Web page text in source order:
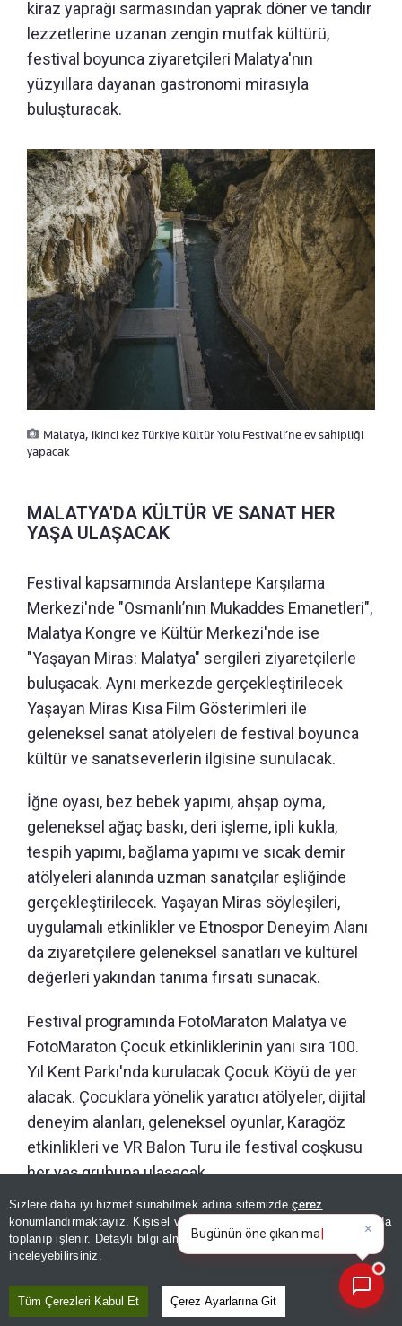
Sizlere daha iyi hizmet sunabilmek adına sitemizdeçerez
konumlandırmaktayız. Kişisel verileriniz, KVKK ve GDPR kapsamında
toplanıp işlenir. Detaylı bilgi almak içinAydınlatma Metnimizi
inceleyebilirsiniz.
Tüm Çerezleri Kabul Et Çerez Ayarlarına Git
kiraz yaprağı sarmasından yaprak döner ve tandır
lezzetlerine uzanan zengin mutfak kültürü,
festival boyunca ziyaretçileri Malatya'nın
yüzyıllara dayanan gastronomi mirasıyla
buluşturacak.
Malatya, ikinci kez Türkiye Kültür Yolu Festivali’ne ev sahipliği
yapacak
MALATYA'DA KÜLTÜR VE SANAT HER
YAŞA ULAŞACAK
Festival kapsamında Arslantepe Karşılama
Merkezi'nde "Osmanlı’nın Mukaddes Emanetleri",
Malatya Kongre ve Kültür Merkezi'nde ise
"Yaşayan Miras: Malatya" sergileri ziyaretçilerle
buluşacak. Aynı merkezde gerçekleştirilecek
Yaşayan Miras Kısa Film Gösterimleri ile
geleneksel sanat atölyeleri de festival boyunca
kültür ve sanatseverlerin ilgisine sunulacak.
İğne oyası, bez bebek yapımı, ahşap oyma,
geleneksel ağaç baskı, deri işleme, ipli kukla,
tespih yapımı, bağlama yapımı ve sıcak demir
atölyeleri alanında uzman sanatçılar eşliğinde
gerçekleştirilecek. Yaşayan Miras söyleşileri,
uygulamalı etkinlikler ve Etnospor Deneyim Alanı
da ziyaretçilere geleneksel sanatları ve kültürel
değerleri yakından tanıma fırsatı sunacak.
Festival programında FotoMaraton Malatya ve
FotoMaraton Çocuk etkinliklerinin yanı sıra 100.
Yıl Kent Parkı'nda kurulacak Çocuk Köyü de yer
alacak. Çocuklara yönelik yaratıcı atölyeler, dijital
deneyim alanları, geleneksel oyunlar, Karagöz
etkinlikleri ve VR Balon Turu ile festival coşkusu
her yaş grubuna ulaşacak.
Malatya Kültür Yolu Festivali, 8-16 Ağustos
tarihleri arasında konserlerden tiyatro ve
söyleşilere, sergilerden geleneksel sanat
atölyelerine, çocuk etkinliklerinden gastronomi
programlarına uzanan zengin içeriğiyle kültür ve
×
Bugünün öne çıkan manşetleri
ve gelişmeleri neler?